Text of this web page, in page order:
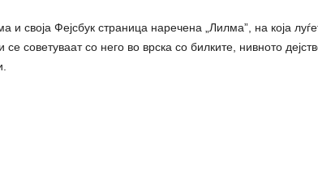
и своја Фејcбyк страница наречена „Лилма”, на која
се советуваат со него во врска со билките, нивното